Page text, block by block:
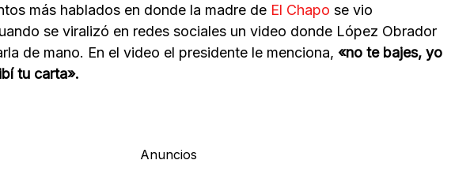
más hablados en donde la madre de El Chapo se vio
se viralizó en redes sociales un video donde López Obrador
de mano. En el video el presidente le menciona, «no te bajes, yo
tu carta».
Anuncios